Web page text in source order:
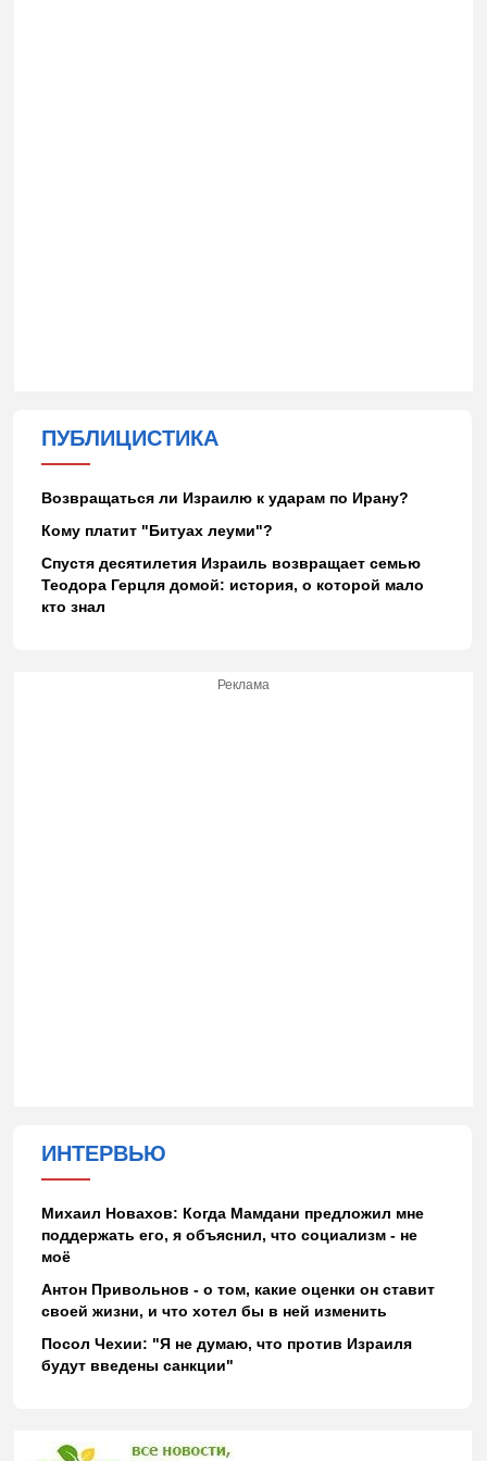
ПУБЛИЦИСТИКА
Возвращаться ли Израилю к ударам по Ирану?
Кому платит "Битуах леуми"?
Спустя десятилетия Израиль возвращает семью
Теодора Герцля домой: история, о которой мало
кто знал
Реклама
ИНТЕРВЬЮ
Михаил Новахов: Когда Мамдани предложил мне
поддержать его, я объяснил, что социализм - не
моё
Антон Привольнов - о том, какие оценки он ставит
своей жизни, и что хотел бы в ней изменить
Посол Чехии: "Я не думаю, что против Израиля
будут введены санкции"